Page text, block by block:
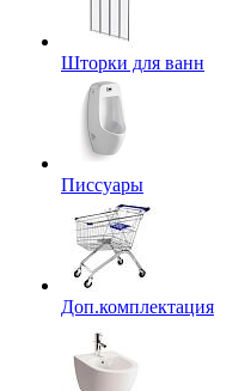
Шторки для ванн
Писсуары
Доп.комплектация